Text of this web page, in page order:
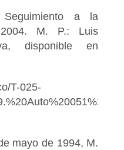
a la
M. P.: Luis
disponible en
T-025-
mayo de 1994, M.